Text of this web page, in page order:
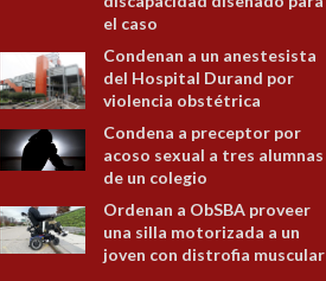
el caso
Condenan a un anestesista
del Hospital Durand por
violencia obstétrica
Condena a preceptor por
acoso sexual a tres alumnas
de un colegio
Ordenan a ObSBA proveer
una silla motorizada a un
joven con distrofia muscular